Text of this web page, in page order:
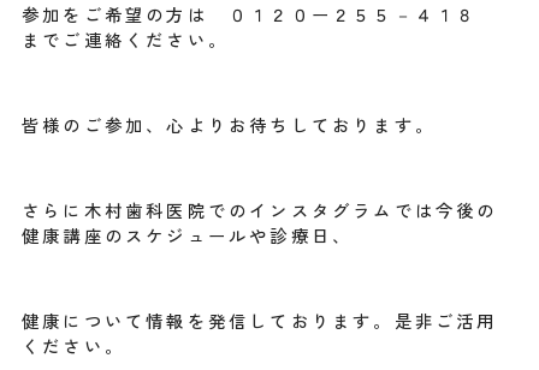
参加をご希望の方は ０１２０ー２５５－４１８
までご連絡ください。
皆様のご参加、心よりお待ちしております。
さらに木村歯科医院でのインスタグラムでは今後の
健康講座のスケジュールや診療日、
健康について情報を発信しております。是非ご活用
ください。